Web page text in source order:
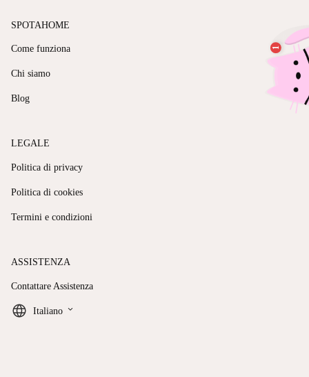
SPOTAHOME
Come funziona
Chi siamo
Blog
LEGALE
Politica di privacy
Politica di cookies
Termini e condizioni
ASSISTENZA
Contattare Assistenza
Italiano keyboard_arrow_down